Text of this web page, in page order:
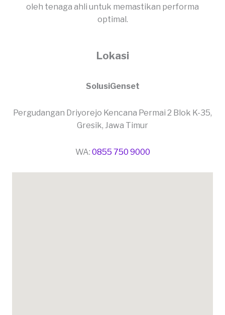
oleh tenaga ahli untuk memastikan performa
optimal.
Lokasi
SolusiGenset
Pergudangan Driyorejo Kencana Permai 2 Blok K-35,
Gresik, Jawa Timur
WA: 0855 750 9000